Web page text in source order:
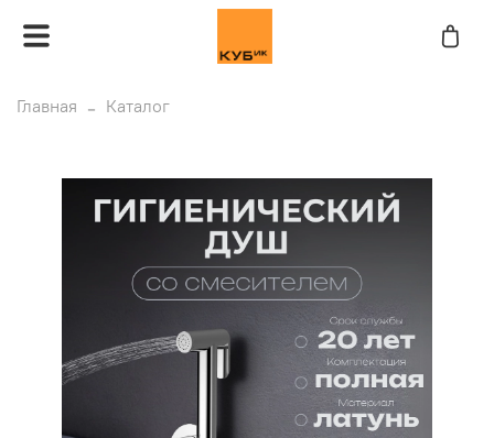
Главная Каталог